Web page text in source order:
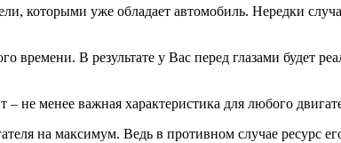
которыми уже обладает автомобиль. Нередки
В результате у Вас перед глазами будет
не менее важная характеристика для любого
на максимум. Ведь в противном случае ресурс